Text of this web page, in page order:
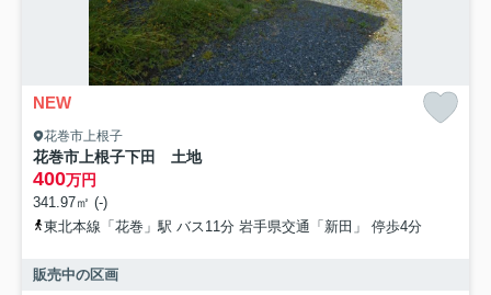
NEW
花巻市上根子
花巻市上根子下田 土地
400万円
341.97㎡ (-)
東北本線「花巻」駅 バス11分 岩手県交通「新田」 停歩4分
販売中の区画